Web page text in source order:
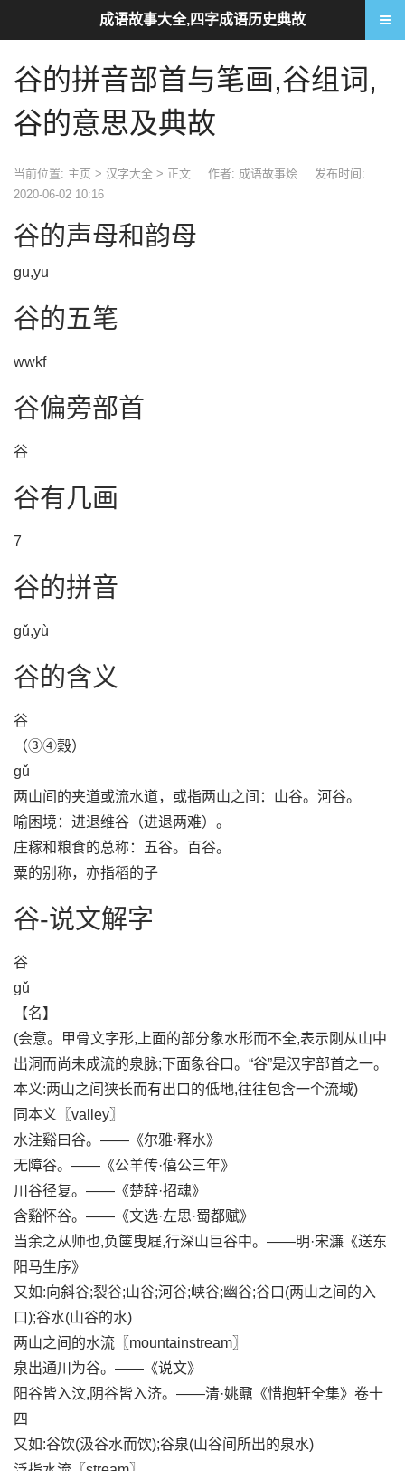
谷的拼音部首与笔画,谷组词,
谷的意思及典故
当前位置: 主页 > 汉字大全 > 正文 作者: 成语故事烩
发布时间:
2020-06-02 10:16
谷的声母和韵母
gu,yu
谷的五笔
wwkf
谷偏旁部首
谷
谷有几画
7
谷的拼音
gǔ,yù
谷的含义
谷
（③④穀）
gǔ
两山间的夹道或流水道，或指两山之间：山谷。河谷。
喻困境：进退维谷（进退两难）。
庄稼和粮食的总称：五谷。百谷。
粟的别称，亦指稻的子
谷-说文解字
谷
gǔ
【名】
(会意。甲骨文字形,上面的部分象水形而不全,表示刚从山中
出洞而尚未成流的泉脉;下面象谷口。“谷”是汉字部首之一。
本义:两山之间狭长而有出口的低地,往往包含一个流域)
同本义〖valley〗
水注谿曰谷。——《尔雅·释水》
无障谷。——《公羊传·僖公三年》
川谷径复。——《楚辞·招魂》
含谿怀谷。——《文选·左思·蜀都赋》
当余之从师也,负箧曳屣,行深山巨谷中。——明·宋濂《送东
阳马生序》
又如:向斜谷;裂谷;山谷;河谷;峡谷;幽谷;谷口(两山之间的入
口);谷水(山谷的水)
两山之间的水流〖mountainstream〗
泉出通川为谷。——《说文》
阳谷皆入汶,阴谷皆入济。——清·姚鼐《惜抱轩全集》卷十
四
又如:谷饮(汲谷水而饮);谷泉(山谷间所出的泉水)
成语故事大全,四字成语历史典故